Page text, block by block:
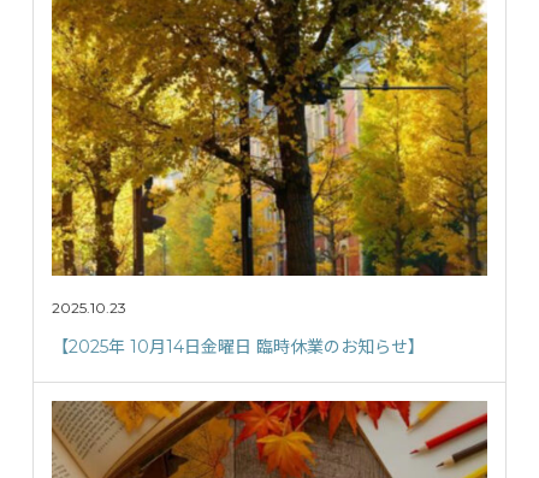
2025.10.23
【2025年 10月14日金曜日 臨時休業のお知らせ】